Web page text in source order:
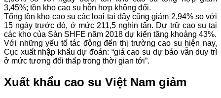
3,45%; tồn kho cao su hỗn hợp không đổi.
Tổng tồn kho cao su các loại tại đây cũng giảm 2,94% so với
15 ngày trước đó, ở mức 211,5 nghìn tấn. Dự trữ cao su tại
các kho của Sàn SHFE năm 2018 dự kiến tăng khoảng 43%.
Với những yếu tố tác động đến thị trường cao su hiện nay,
Cục xuất nhập khẩu dự đoán: “giá cao su dự báo vẫn duy trì
ở mức tương đối thấp trong thời gian tới”.
Xuất khẩu cao su Việt Nam giảm